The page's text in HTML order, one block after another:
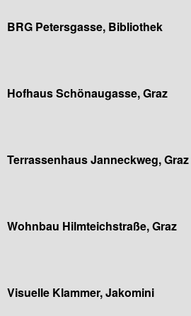
BRG Petersgasse, Bibliothek
Hofhaus Schönaugasse, Graz
Terrassenhaus Janneckweg, Graz
Wohnbau Hilmteichstraße, Graz
Visuelle Klammer, Jakomini